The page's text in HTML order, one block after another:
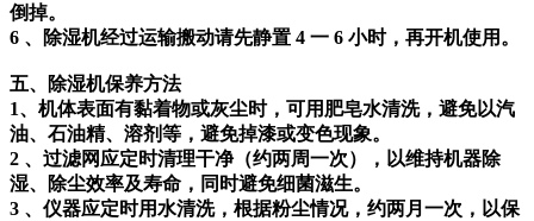
倒掉。
6 、除湿机经过运输搬动请先静置 4 一 6 小时，再开机使用。
五、除湿机保养方法
1、机体表面有黏着物或灰尘时，可用肥皂水清洗，避免以汽
油、石油精、溶剂等，避免掉漆或变色现象。
2 、过滤网应定时清理干净（约两周一次），以维持机器除
湿、除尘效率及寿命，同时避免细菌滋生。
3 、仪器应定时用水清洗，根据粉尘情况，约两月一次，以保